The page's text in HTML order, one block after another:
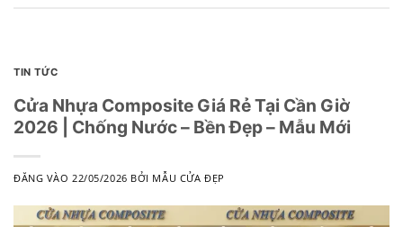
TIN TỨC
Cửa Nhựa Composite Giá Rẻ Tại Cần Giờ
2026 | Chống Nước – Bền Đẹp – Mẫu Mới
ĐĂNG VÀO22/05/2026 BỞI MẪU CỬA ĐẸP